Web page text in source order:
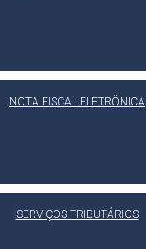
NOTA FISCAL ELETRÔNICA
SERVIÇOS TRIBUTÁRIOS